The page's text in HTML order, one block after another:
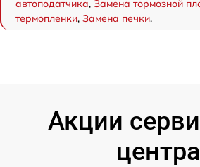
автоподатчика, Замена тормозной
термопленки, Замена печки.
Акции
центра